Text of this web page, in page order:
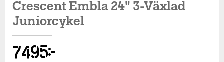
Crescent Embla 24" 3-Växlad
Juniorcykel
7 495 kr